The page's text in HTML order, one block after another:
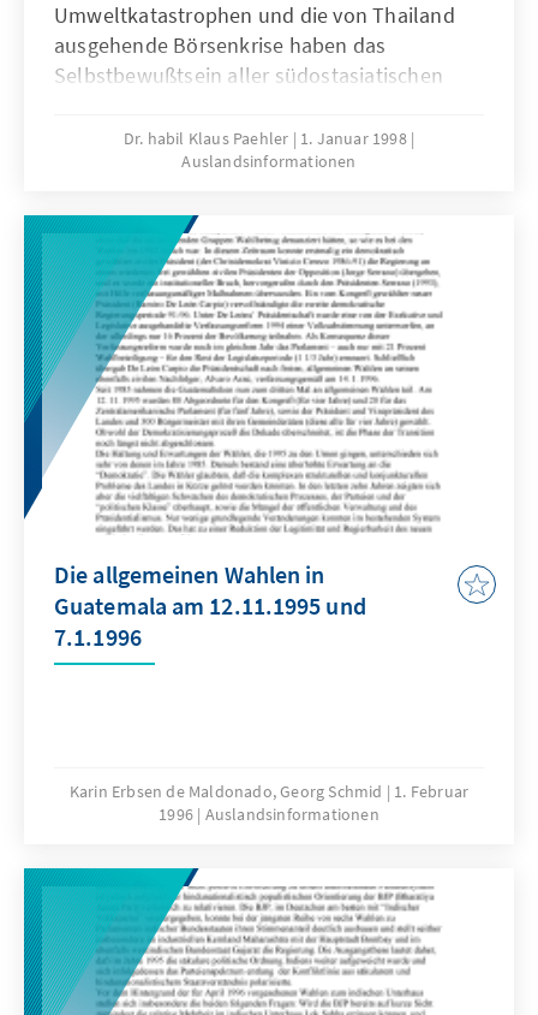
Umweltkatastrophen und die von Thailand
ausgehende Börsenkrise haben das
Selbstbewußtsein aller südostasiatischen
erschüttert.Dr. habil Klaus Paehler
1. Januar 1998
Auslandsinformationen
Die allgemeinen Wahlen in
Guatemala am 12.11.1995 und
7.1.1996
Karin Erbsen de Maldonado, Georg Schmid
1. Februar
1996 Auslandsinformationen